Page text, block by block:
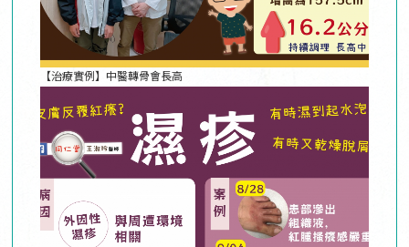
【治療實例】中醫轉骨會長高